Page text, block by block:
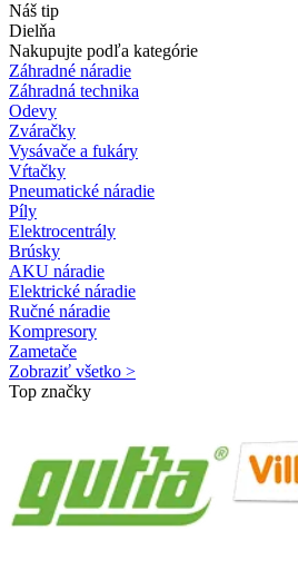
Náš tip
Dielňa
Nakupujte podľa kategórie
Záhradné náradie
Záhradná technika
Odevy
Zváračky
Vysávače a fukáry
Vŕtačky
Pneumatické náradie
Píly
Elektrocentrály
Brúsky
AKU náradie
Elektrické náradie
Ručné náradie
Kompresory
Zametače
Zobraziť všetko >
Top značky